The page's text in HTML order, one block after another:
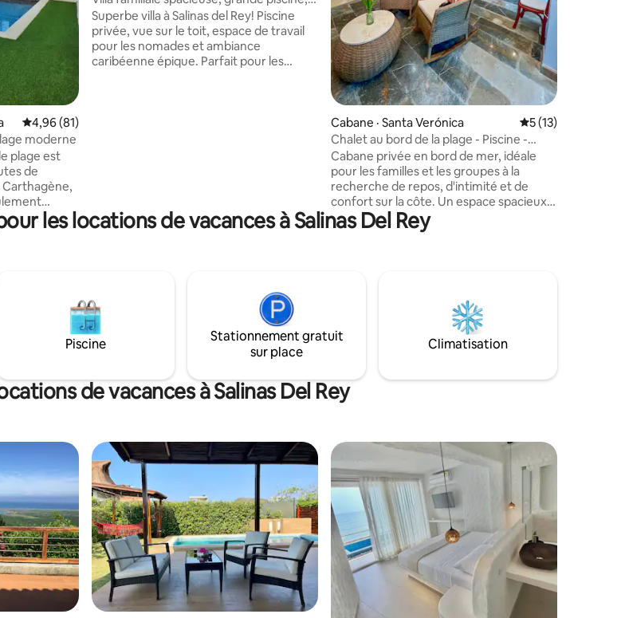
Note moyenne de 4,96 sur 5, 81 commentaires
4,96 (81)
moderne
plage est
de
Carthagène,
de Santa
l'espace
agréable
tandis que
des
eau chaude
Superbe villa à Salinas del Rey! Piscine
privée, vue sur le toit, espace de travail
pour les nomades et ambiance
caribéenne épique. Parfait pour les
le joyau côtier caché de la Colombie.
Cabane · Santa Verónica Note moyenne
5 (13)
Chalet au bord de la plage - Piscine -
Jacuzzi - Bain turc
Cabane privée en bord de mer, idéale
pour les familles et les groupes à la
recherche de repos, d'intimité et de
confort sur la côte. Un espace spacieux
et confortable, entièrement équipé pour
les vacances, les escapades et les longs
Linda – Santa Verónica à 20 minutes de
Barranquilla et à 1 heure de Carthagène,
avec un accès facile à la mer et une
atmosphère exclusive pour en profiter.
les locations de vacances à Salinas Del Rey
Piscine
Stationnement gratuit
sur place
Climatisation
de vacances à Salinas Del Rey